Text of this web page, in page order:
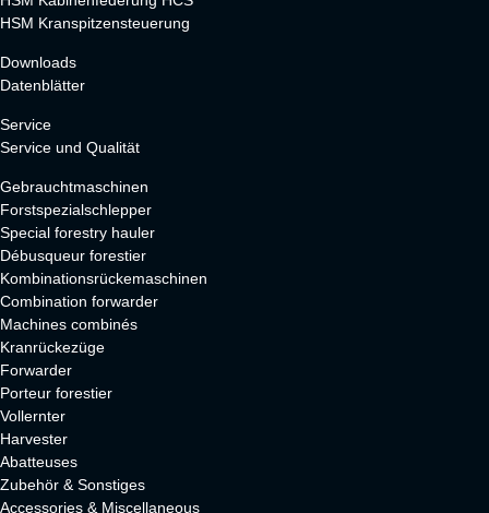
HSM Kranspitzensteuerung
Downloads
Datenblätter
Service
Service und Qualität
Gebrauchtmaschinen
Forstspezialschlepper
Special forestry hauler
Débusqueur forestier
Kombinationsrückemaschinen
Combination forwarder
Machines combinés
Kranrückezüge
Forwarder
Porteur forestier
Vollernter
Harvester
Abatteuses
Zubehör & Sonstiges
Accessories & Miscellaneous